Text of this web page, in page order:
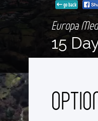
go back
Europa
15